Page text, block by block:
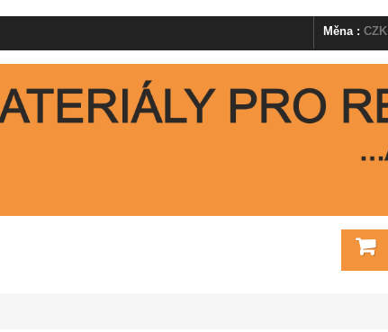
Měna : CZK